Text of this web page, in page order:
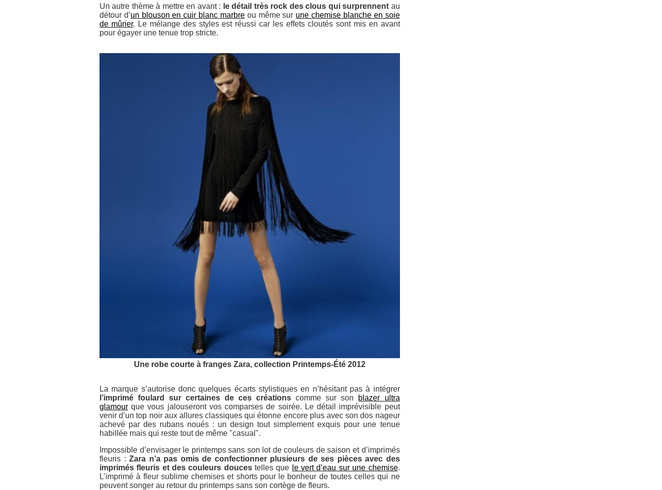
Un autre thème à mettre en avant : le détail très rock des clous qui surprennent au
détour d’un blouson en cuir blanc marbreou même sur une chemise blanche en soie
de mûrier. Le mélange des styles est réussi car les effets cloutés sont mis en avant
pour égayer une tenue trop stricte.
Une robe courte à franges Zara, collection Printemps-Été 2012
La marque s’autorise donc quelques écarts stylistiques en n’hésitant pas à intégrer
l’imprimé foulard sur certaines de ces créations comme sur son blazer ultra
glamour que vous jalouseront vos comparses de soirée. Le détail imprévisible peut
venir d’un top noir aux allures classiques qui étonne encore plus avec son dos nageur
achevé par des rubans noués : un design tout simplement exquis pour une tenue
habillée mais qui reste tout de même "casual".
Impossible d’envisager le printemps sans son lot de couleurs de saison et d’imprimés
fleuris :Zara n’a pas omis de confectionner plusieurs de ses pièces avec des
imprimés fleuris et des couleurs doucestelles que le vert d’eau sur une chemise.
L’imprimé à fleur sublime chemises et shorts pour le bonheur de toutes celles qui ne
peuvent songer au retour du printemps sans son cortège de fleurs.